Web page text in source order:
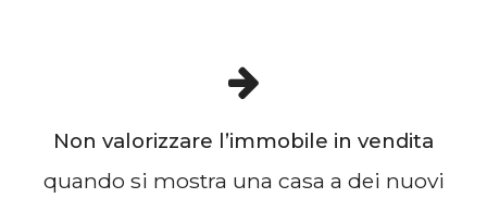
Non valorizzare l’immobile in vendita
quando si mostra una casa a dei nuovi